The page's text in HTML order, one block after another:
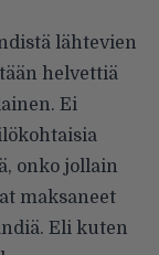
lähtevien
helvettiä
Ei
onko jollain
maksaneet
Eli kuten